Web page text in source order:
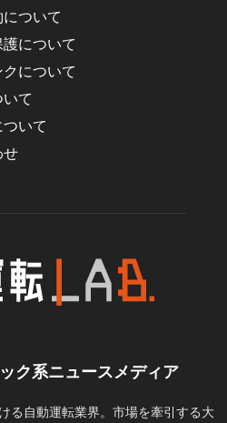
ついて
について
について
て
いて
せ
ク系ニュースメディア
る自動運転業界。市場を牽引する大